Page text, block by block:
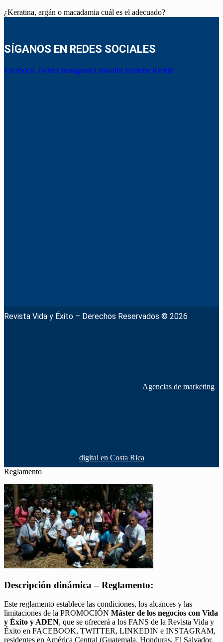
¿Keratina, argán o macadamia cuál es el adecuado?
SÍGANOS EN REDES SOCIALES
Facebook Twitter Instagram Linkedin Youtube Reddit
Revista Vida y Éxito – Derechos Reservados © 2026
Agencias de marketing
digital en Costa Rica
Reglamento
Descripción dinámica – Reglamento:
Este reglamento establece las condiciones, los alcances y las
limitaciones de la PROMOCIÓN Máster de los negocios con Vida
y Éxito y ADEN, que se ofrecerá a los FANS de la Revista Vida y
Éxito en FACEBOOK, TWITTER, LINKEDIN e INSTAGRAM,
residentes en América Central (Guatemala, Honduras, El Salvador,